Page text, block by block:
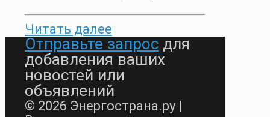
Читать далее
Отправьте запрос для
добавления ваших
новостей или
объявлений
© 2026 Энергострана.ру |